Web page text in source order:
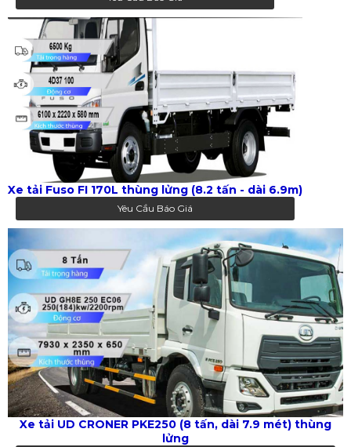
Xe tải Fuso FI 170L thùng lửng (8.2 tấn - dài 6.9m)
Yêu Cầu Báo Giá
Xe tải UD CRONER PKE250 (8 tấn, dài 7.9 mét) thùng
lửng